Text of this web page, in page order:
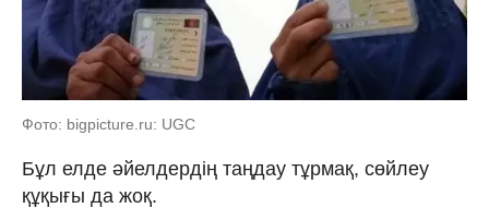
Фото: bigpicture.ru: UGC
Бұл елде әйелдердің таңдау тұрмақ, сөйлеу
құқығы да жоқ.